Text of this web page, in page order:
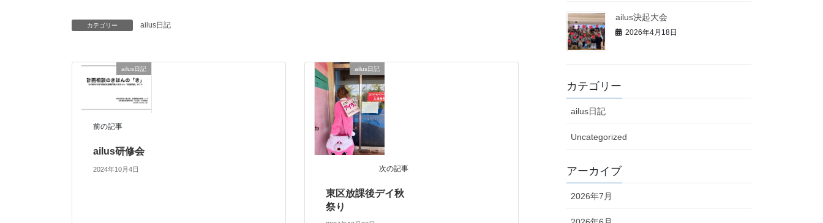
カテゴリー ailus日記
ailus日記
前の記事
ailus研修会
2024年10月4日
ailus日記
次の記事
東区放課後デイ秋
祭り
ailus決起大会
2026年4月18日
カテゴリー
ailus日記
Uncategorized
アーカイブ
2026年7月